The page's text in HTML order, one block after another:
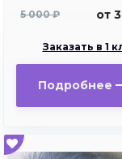
5 000 ₽
от
Заказать в 1
Подробнее